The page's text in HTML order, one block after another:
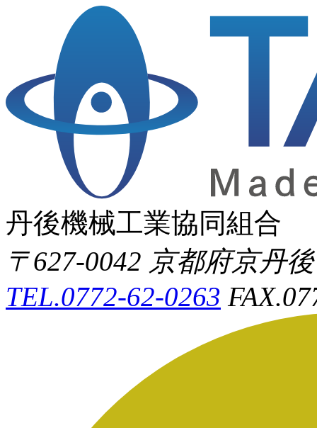
丹後機械工業協同組合
〒627-0042 京都府京丹
TEL.0772-62-0263